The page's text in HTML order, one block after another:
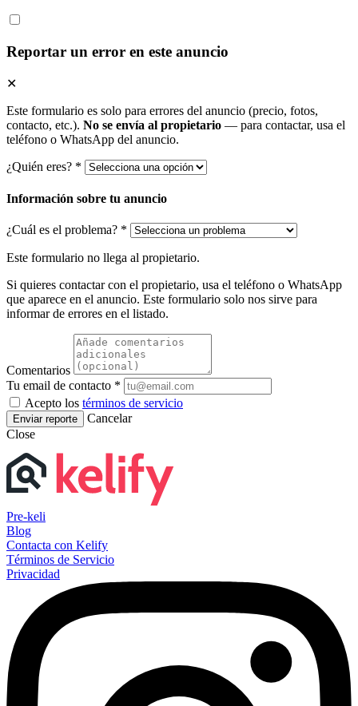
Reportar un error en este anuncio
✕
Este formulario es solo para errores del anuncio (precio, fotos,
contacto, etc.). No se envía al propietario — para contactar, usa el
teléfono o WhatsApp del anuncio.
¿Quién eres? *
Información sobre tu anuncio
¿Cuál es el problema? *
Este formulario no llega al propietario.
Si quieres contactar con el propietario, usa el teléfono o WhatsApp
que aparece en el anuncio. Este formulario solo nos sirve para
informar de errores en el listado.
Comentarios
Tu email de contacto *
Acepto los términos de servicio
Enviar reporte
Cancelar
Close
Pre-keli
Blog
Contacta con Kelify
Términos de Servicio
Privacidad